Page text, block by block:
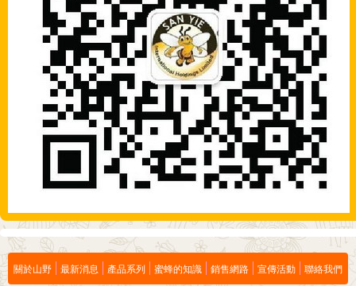
關於山野 最新消息 產品系列 蜜蜂的知識 銷售網路 宣傳活動 聯絡我們